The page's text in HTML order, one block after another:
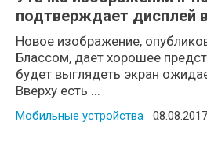
подтверждает дисплей
Новое изображение,
Блассом, дает хорошее
будет выглядеть экран
Вверху есть ...
Мобильные устройства Posted on
08.08.2017